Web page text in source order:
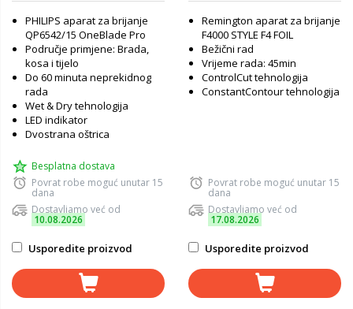
PHILIPS aparat za brijanje
QP6542/15 OneBlade Pro
Područje primjene: Brada,
kosa i tijelo
Do 60 minuta neprekidnog
rada
Wet & Dry tehnologija
LED indikator
Dvostrana oštrica
Besplatna dostava
Povrat robe moguć unutar 15
dana
Dostavljamo već od
10.08.2026
Usporedite proizvod
Remington aparat za brijanje
F4000 STYLE F4 FOIL
Bežični rad
Vrijeme rada: 45min
ControlCut tehnologija
ConstantContour tehnologija
Povrat robe moguć unutar 15
dana
Dostavljamo već od
17.08.2026
Usporedite proizvod